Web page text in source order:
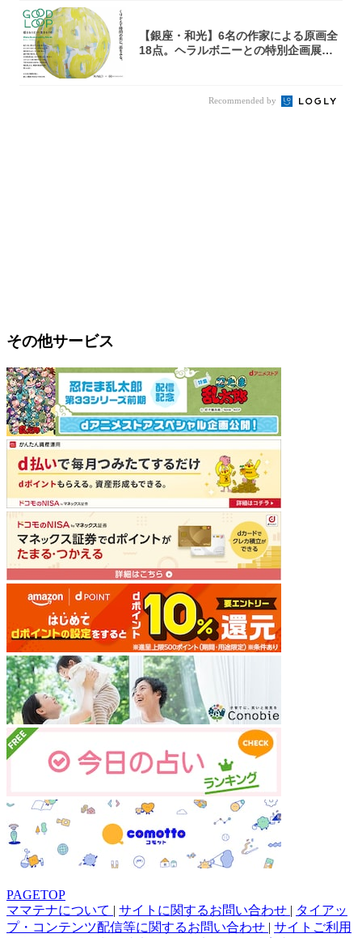
【銀座・和光】6名の作家による原画全
18点。ヘラルボニーとの特別企画展「G
Recommended by
その他サービス
PAGETOP
ママテナについて | サイトに関するお問い合わせ | タイアッ
プ・コンテンツ配信等に関するお問い合わせ | サイトご利用